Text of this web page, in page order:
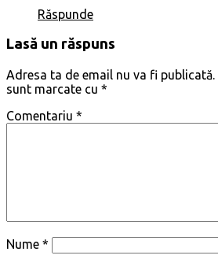
Răspunde
Lasă un răspuns
Adresa ta de email nu va fi publicată.
sunt marcate cu *
Comentariu *
Nume *